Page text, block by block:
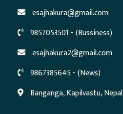
esajhakura@gmail.com
9857053501 - (Bussiness)
esajhakura2@gmail.com
9867385645 - (News)
Banganga, Kapilvastu, Nepal